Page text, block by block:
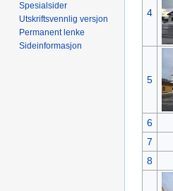
4
5
6
7
8
Spesialsider
Utskriftsvennlig versjon
Permanent lenke
Sideinformasjon